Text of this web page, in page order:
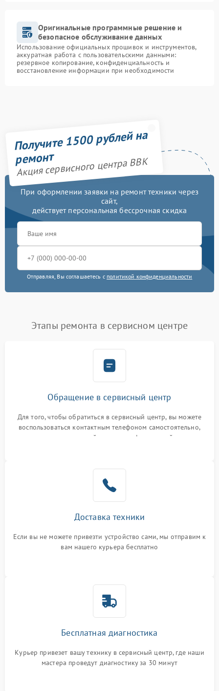
Оригинальные программные решение и
безопасное обслуживание данных
Использование официальных прошивок и инструментов,
аккуратная работа с пользовательскими данными:
резервное копирование, конфиденциальность и
восстановление информации при необходимости
Получите 1500 рублей на
ремонт
Акция сервисного центра BBK
При оформлении заявки на ремонт техники через
сайт,
действует персональная бессрочная скидка
Отправляя, Вы соглашаетесь с политикой конфиденциальности
Этапы ремонта в сервисном центре
Обращение в сервисный центр
Для того, чтобы обратиться в сервисный центр, вы можете
воспользоваться контактным телефоном самостоятельно,
или оставить свой номер телефона на сайте
Доставка техники
Если вы не можете привезти устройство сами, мы отправим к
вам нашего курьера бесплатно
Бесплатная диагностика
Курьер привезет вашу технику в сервисный центр, где наши
мастера проведут диагностику за 30 минут